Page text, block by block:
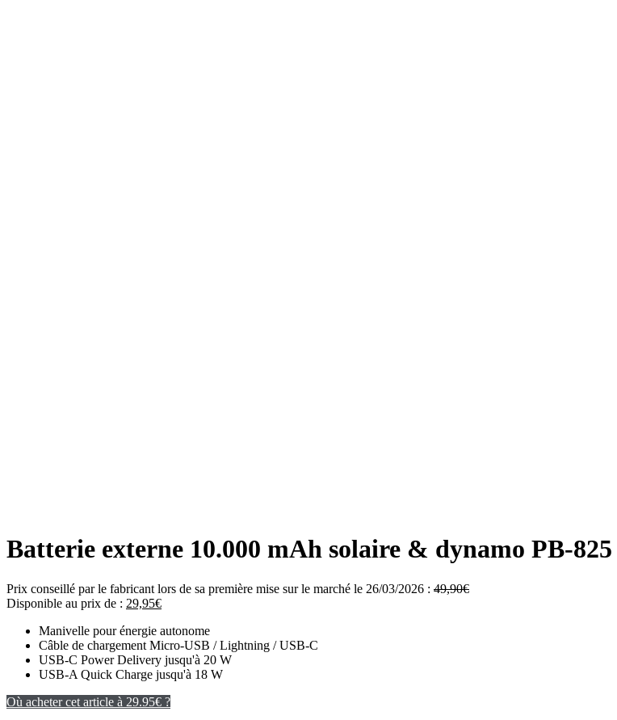
Batterie externe 10.000 mAh solaire & dynamo PB-825
Prix conseillé par le fabricant lors de sa première mise sur le marché le 26/03/2026 : 49,90€
Disponible au prix de : 29,95€
Manivelle pour énergie autonome
Câble de chargement Micro-USB / Lightning / USB-C
USB-C Power Delivery jusqu'à 20 W
USB-A Quick Charge jusqu'à 18 W
Où acheter cet article à 29.95€ ?